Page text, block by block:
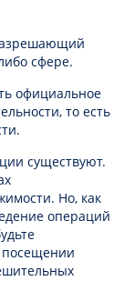
сфере.
официальное
то есть
существуют.
Но, как
операций